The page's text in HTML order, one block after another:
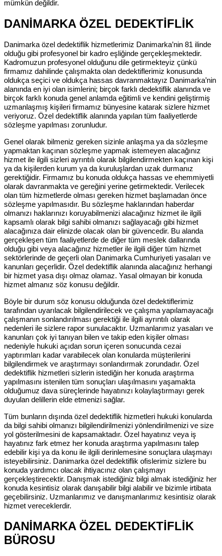
mümkün değildir.
DANİMARKA ÖZEL DEDEKTİFLİK
Danimarka özel dedektiflik hizmetlerimiz Danimarka’nin 81 ilinde
olduğu gibi profesyonel bir kadro eşliğinde gerçekleşmektedir.
Kadromuzun profesyonel olduğunu dile getirmekteyiz çünkü
firmamız dahilinde çalışmakta olan dedektiflerimiz konusunda
oldukça seçici ve oldukça hassas davranmaktayız Danimarka’nin
alanında en iyi olan isimlerini; birçok farklı dedektiflik alanında ve
birçok farklı konuda genel anlamda eğitimli ve kendini geliştirmiş
uzmanlaşmış kişileri firmamız bünyesine katarak sizlere hizmet
veriyoruz. Özel dedektiflik alanında yapılan tüm faaliyetlerde
sözleşme yapılması zorunludur.
Genel olarak bilmeniz gereken sizinle anlaşma ya da sözleşme
yapmaktan kaçınan sözleşme yapmak istemeyen alacağınız
hizmet ile ilgili sizleri ayrıntılı olarak bilgilendirmekten kaçınan kişi
ya da kişilerden kurum ya da kuruluşlardan uzak durmanız
gerektiğidir. Firmamız bu konuda oldukça hassas ve ehemmiyetli
olarak davranmakta ve gereğini yerine getirmektedir. Verilecek
olan tüm hizmetlerde olması gereken hizmet başlamadan önce
sözleşme yapılmasıdır. Bu sözleşme haklarından haberdar
olmanızı haklarınızı koruyabilmenizi alacağınız hizmet ile ilgili
kapsamlı olarak bilgi sahibi olmanızı sağlayacağı gibi hizmet
alacağınıza dair elinizde olacak olan bir güvencedir. Bu alanda
gerçekleşen tüm faaliyetlerde de diğer tüm meslek dallarında
olduğu gibi veya alacağınız hizmetler ile ilgili diğer tüm hizmet
sektörlerinde de geçerli olan Danimarka Cumhuriyeti yasaları ve
kanunları geçerlidir. Özel dedektiflik alanında alacağınız herhangi
bir hizmet yasa dışı olmaz olamaz. Yasal olmayan bir konuda
hizmet almanız söz konusu değildir.
Böyle bir durum söz konusu olduğunda özel dedektiflerimiz
tarafından uyarılacak bilgilendirilecek ve çalışma yapılamayacağı
çalışmanın sonlandırılması gerektiği ile ilgili ayrıntılı olarak
nedenleri ile sizlere rapor sunulacaktır. Uzmanlarımız yasaları ve
kanunları çok iyi tanıyan bilen ve takip eden kişiler olması
nedeniyle hukuki açıdan sorun içeren sonucunda cezai
yaptırımları kadar varabilecek olan konularda müşterilerini
bilgilendirmek ve araştırmayı sonlandırmak zorundadır. Özel
dedektiflik hizmetleri sizlerin istediğin her konuda araştırma
yapılmasını istenilen tüm sonuçları ulaşılmasını yaşamakta
olduğumuz dava süreçlerinde hayatınızı kolaylaştırmayı gerek
duyulan delillerin elde etmenizi sağlar.
Tüm bunların dışında özel dedektiflik hizmetleri hukuki konularda
da bilgi sahibi olmanızı bilgilendirilmenizi yönlendirilmenizi ve size
yol gösterilmesini de kapsamaktadır. Özel hayatınız veya iş
hayatınız fark etmez her konuda araştırma yapılmasını talep
edebilir kişi ya da konu ile ilgili derinlemesine sonuçlara ulaşmayı
isteyebilirsiniz. Danimarka özel dedektiflik ofislerimiz sizlere bu
konuda yardımcı olacak ihtiyacınız olan çalışmayı
gerçekleştirecektir. Danışmak istediğiniz bilgi almak istediğiniz her
konuda kesintisiz olarak danışabilir bilgi alabilir ve bizimle irtibata
geçebilirsiniz. Uzmanlarımız ve danışmanlarımız kesintisiz olarak
hizmet vereceklerdir.
DANİMARKA ÖZEL DEDEKTİFLİK
BÜROSU